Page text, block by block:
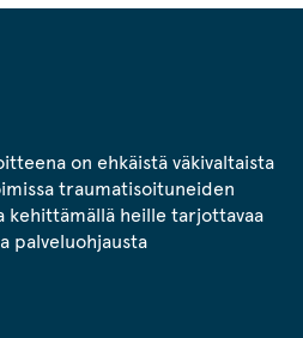
on ehkäistä väkivaltaista
traumatisoituneiden
kehittämällä heille tarjottavaa
palveluohjausta